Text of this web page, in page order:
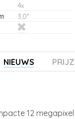
4x
3,0"
NIEUWS
12